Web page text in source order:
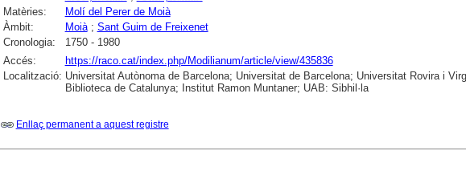
Matèries:
Molí del Perer de Moià
Àmbit:
Moià; Sant Guim de Freixenet
Cronologia:
1750 - 1980
Accés:
https://raco.cat/index.php/Modilianum/article/view/435836
Localització: Universitat Autònoma de Barcelona; Universitat de Barcelona; Universitat Rovira i
Biblioteca de Catalunya; Institut Ramon Muntaner; UAB: Sibhil·la
Enllaç permanent a aquest registre